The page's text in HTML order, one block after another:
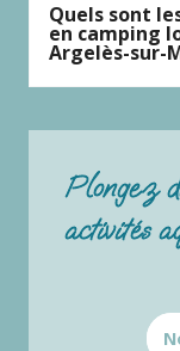
Quels sont
en camping
Argelès-sur-
Plongez
activités